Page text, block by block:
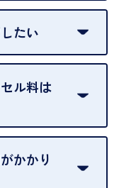
店の予約は承って
時にお越しくださ
声がけください。
ただきます。
たい
買い取ったお品物
買い戻しはできま
戻しすることがで
ル料は
金額にご納得いた
いただいても問題
ださい。
かかり